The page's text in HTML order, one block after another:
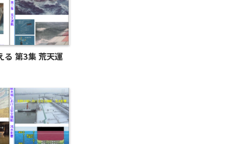
る 第3集 荒天運